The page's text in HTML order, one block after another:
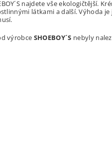
najdete vše ekologičtější.
látkami a další. Výhoda
výrobce SHOEBOY´S nebyly